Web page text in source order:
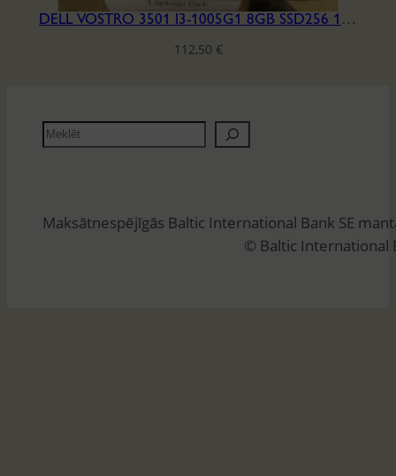
DELL VOSTRO 3501 I3-1005G1 8GB SSD256 15.6′ H6HQLB3
112,50 €
M
e
ē
Maksātnespējīgās Baltic International Bank SE
© Baltic International